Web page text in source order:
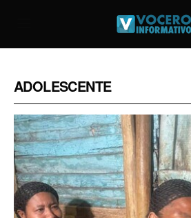
ADOLESCENTE